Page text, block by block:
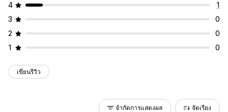
4
1
3
0
2
0
1
0
เขียนรีวิว
จำกัดการแสดงผล จัดเรียง